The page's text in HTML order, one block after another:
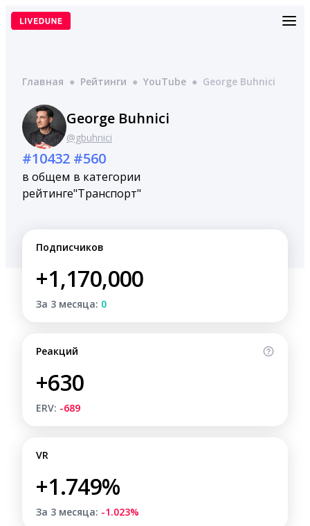
Перейти
Главная ● Рейтинги ● YouTube ● George Buhnici
George Buhnici
@gbuhnici
#10432
в общем
рейтинге
#560
в категории
"Транспорт"
Подписчиков
+1,170,000
За 3 месяца: 0
Реакций
+630
ERV: -689
VR
+1.749%
За 3 месяца: -1.023%